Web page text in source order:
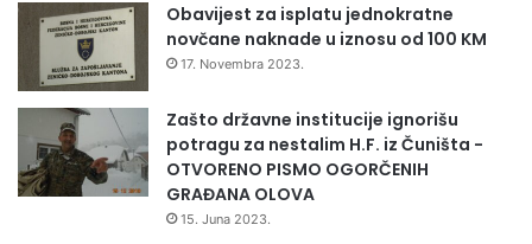
Obavijest za isplatu jednokratne
novčane naknade u iznosu od 100 KM
17. Novembra 2023.
Zašto državne institucije ignorišu
potragu za nestalim H.F. iz Čuništa -
OTVORENO PISMO OGORČENIH
GRAĐANA OLOVA
15. Juna 2023.